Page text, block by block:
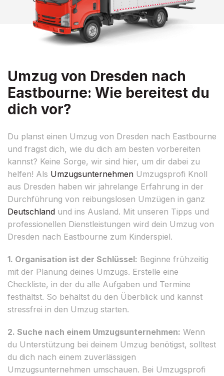
Umzug von Dresden nach
Eastbourne: Wie bereitest du
dich vor?
Du planst einen Umzug von Dresden nach Eastbourne
und fragst dich, wie du dich am besten vorbereiten
kannst? Keine Sorge, wir sind hier, um dir dabei zu
helfen! Als Umzugsunternehmen Umzugsprofi Knoll
aus Dresden haben wir jahrelange Erfahrung in der
Durchführung von reibungslosen Umzügen in ganz
Deutschland und ins Ausland. Mit unseren Tipps und
professionellen Dienstleistungen wird dein Umzug von
Dresden nach Eastbourne zum Kinderspiel.
1. Organisation ist der Schlüssel: Beginne frühzeitig
mit der Planung deines Umzugs. Erstelle eine
Checkliste, in der du alle Aufgaben und Termine
festhältst. So behältst du den Überblick und kannst
stressfrei in den Umzug starten.
2. Suche nach einem Umzugsunternehmen: Wenn
du Unterstützung bei deinem Umzug benötigst, solltest
du dich nach einem zuverlässigen
Umzugsunternehmen umschauen. Bei Umzugsprofi